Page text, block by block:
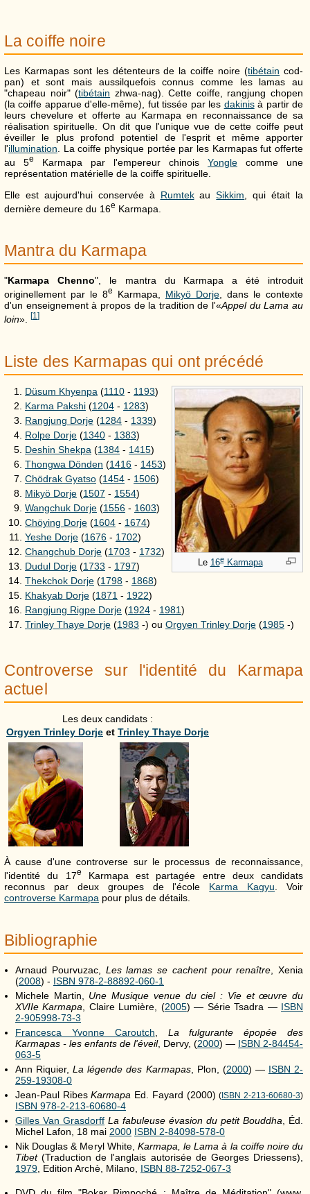
La coiffe noire
Les Karmapas sont les détenteurs de la coiffe noire (tibétain cod-
pan) et sont mais aussilquefois connus comme les lamas au
"chapeau noir" (tibétain zhwa-nag). Cette coiffe, rangjung chopen
(la coiffe apparue d'elle-même), fut tissée par les dakinisà partir de
leurs chevelure et offerte au Karmapa en reconnaissance de sa
réalisation spirituelle. On dit que l'unique vue de cette coiffe peut
éveiller le plus profond potentiel de l'esprit et même apporter
l'illumination. La coiffe physique portée par les Karmapas fut offerte
au 5e Karmapa par l'empereur chinois Yongle comme une
représentation matérielle de la coiffe spirituelle.
Elle est aujourd'hui conservée à RumtekauSikkim , qui était la
dernière demeure du 16e Karmapa.
Mantra du Karmapa
"Karmapa Chenno", le mantra du Karmapa a été introduit
originellement par le 8e Karmapa, Mikyö Dorje , dans le contexte
d'un enseignement à propos de la tradition de l'«Appel du Lama au
loin». [1]
Liste des Karmapas qui ont précédé
Le 16eKarmapa
Düsum Khyenpa (1110 - 1193)
Karma Pakshi (1204 - 1283)
Rangjung Dorje (1284 - 1339)
Rolpe Dorje (1340 - 1383)
Deshin Shekpa (1384 - 1415)
Thongwa Dönden (1416 - 1453)
Chödrak Gyatso (1454 - 1506)
Mikyö Dorje (1507 - 1554)
Wangchuk Dorje (1556 - 1603)
Chöying Dorje (1604 - 1674)
Yeshe Dorje (1676 - 1702)
Changchub Dorje (1703 - 1732)
Dudul Dorje (1733 - 1797)
Thekchok Dorje (1798 - 1868)
Khakyab Dorje (1871 - 1922)
Rangjung Rigpe Dorje (1924 - 1981)
Trinley Thaye Dorje (1983 -) ou Orgyen Trinley Dorje (1985 -)
Controverse sur l'identité du Karmapa
actuel
Les deux candidats :
Orgyen Trinley Dorje et Trinley Thaye Dorje
À cause d'une controverse sur le processus de reconnaissance,
l'identité du 17e
Karmapa est partagée entre deux candidats
reconnus par deux groupes de l'école Karma Kagyu . Voir
controverse Karmapa pour plus de détails.
Bibliographie
Arnaud Pourvuzac, Les lamas se cachent pour renaître , Xenia
(2008) - ISBN 978-2-88892-060-1
Michele Martin, Une Musique venue du ciel : Vie et œuvre du
XVIIe Karmapa , Claire Lumière, (2005) — Série Tsadra — ISBN
2-905998-73-3
Francesca Yvonne Caroutch
La fulgurante épopée des
Karmapas - les enfants de l'éveil, Dervy, (2000) — ISBN 2-84454-
063-5
Ann Riquier,La légende des Karmapas, Plon, (2000) — ISBN 2-
259-19308-0
Jean-Paul RibesKarmapa Ed. Fayard (2000)(ISBN 2-213-60680-3)
ISBN 978-2-213-60680-4
Gilles Van Grasdorff La fabuleuse évasion du petit Bouddha , Éd.
Michel Lafon, 18 mai 2000 ISBN 2-84098-578-0
Nik Douglas & Meryl White, Karmapa, le Lama à la coiffe noire du
Tibet(Traduction de l'anglais autorisée de Georges Driessens),
1979 , Edition Archè, Milano, ISBN 88-7252-067-3